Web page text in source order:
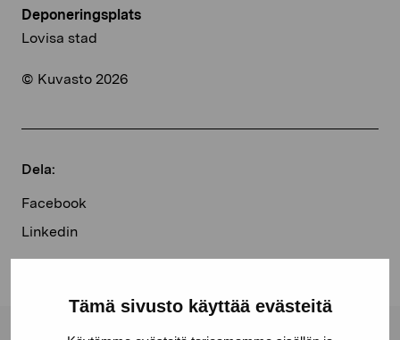
Tämä sivusto käyttää evästeitä
Deponeringsplats
Lovisa stad
© Kuvasto 2026
Dela:
Facebook
Linkedin